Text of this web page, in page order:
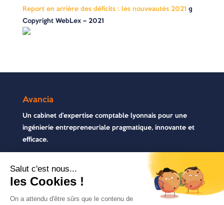
Report en arrière des déficits : les nouveautés 2021 ©
Copyright WebLex – 2021
Avancia
Un cabinet d’expertise comptable lyonnais pour une
ingénierie entrepreneuriale pragmatique, innovante et
efficace.
Contactez-nous
04 72 71 54 72